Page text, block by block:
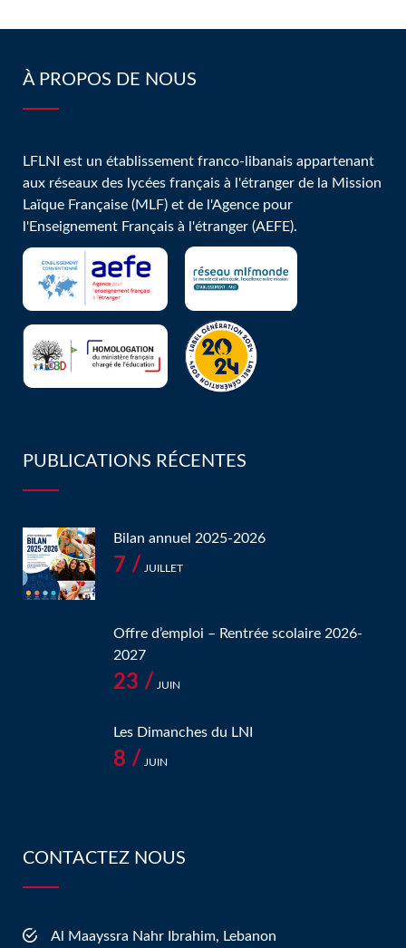
À PROPOS DE NOUS
LFLNI est un établissement franco-libanais appartenant
aux réseaux des lycées français à l'étranger de la Mission
Laïque Française (MLF) et de l'Agence pour
l'Enseignement Français à l'étranger (AEFE).
PUBLICATIONS RÉCENTES
Bilan annuel 2025-2026
7 / JUILLET
Offre d’emploi – Rentrée scolaire 2026-
2027
23 / JUIN
Les Dimanches du LNI
8 / JUIN
CONTACTEZ NOUS
Al Maayssra Nahr Ibrahim, Lebanon